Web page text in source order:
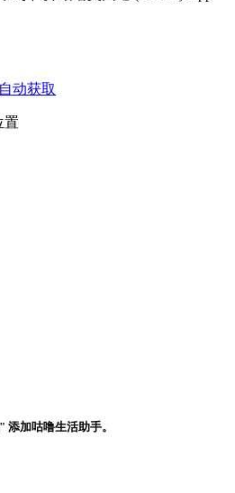
自动获取
置
" 添加咕噜生活助手。